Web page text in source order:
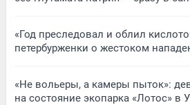
«Год преследовал и облил
петербурженки о жестоком
«Не вольеры, а камеры пыток»:
на состояние экопарка «Лотос» в